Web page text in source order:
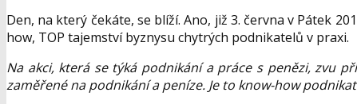
Den, na který čekáte, se blíží. Ano, již 3. června v Pátek
how, TOP tajemství byznysu chytrých podnikatelů v praxi.
Na akci, která se týká podnikání a práce s penězi, zvu
zaměřené na podnikání a peníze. Je to know-how